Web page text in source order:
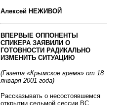
Алексей НЕЖИВОЙ
ВПЕРВЫЕ ОППОНЕНТЫ
СПИКЕРА ЗАЯВИЛИ О
ГОТОВНОСТИ РАДИКАЛЬНО
ИЗМЕНИТЬ СИТУАЦИЮ
(Газета «Крымское время» от 18
января 2001 года)
Рассказывать о несостоявшемся
открытии седьмой сессии ВС